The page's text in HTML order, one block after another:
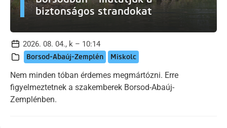
biztonságos strandokat
2026. 08. 04., k – 10:14
Borsod-Abaúj-Zemplén Miskolc
Nem minden tóban érdemes megmártózni. Erre
figyelmeztetnek a szakemberek Borsod-Abaúj-
Zemplénben.